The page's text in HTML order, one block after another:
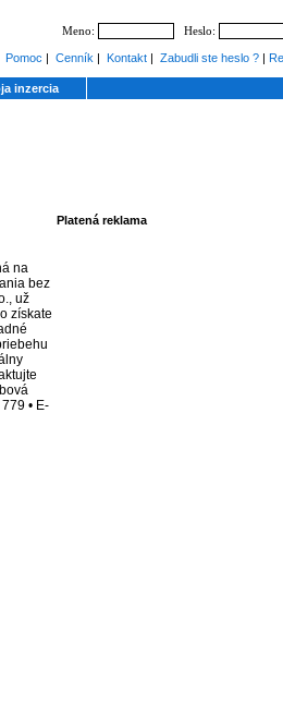
Meno: Heslo:
Pomoc | Cenník | Kontakt | Zabudli ste heslo ? |
inzercia
na
bez
už
získate
• E-
Platená reklama